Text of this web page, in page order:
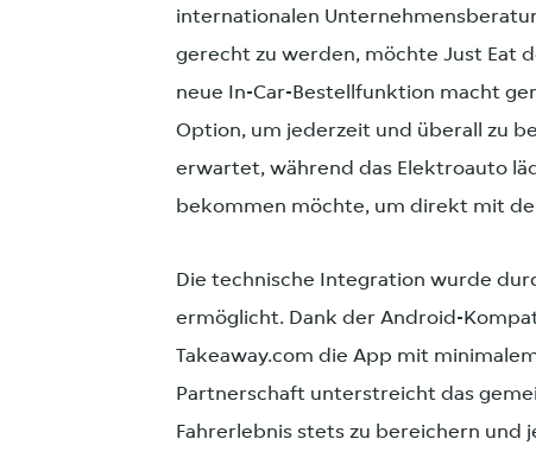
internationalen
gerecht zu werden, möchte Just Eat
neue In-Car-Bestellfunktion macht
Option, um jederzeit und überall zu
erwartet, während das Elektroauto
bekommen möchte, um direkt mit
Die technische Integration wurde
ermöglicht. Dank der Android-
Takeaway.com die App mit
Partnerschaft unterstreicht das
Fahrerlebnis stets zu bereichern und